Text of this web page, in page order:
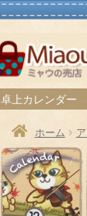
卓上カレンダー
ホーム